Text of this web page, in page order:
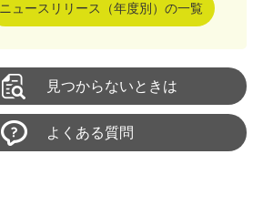
ニュースリリース（年度別）の一覧
見つからないときは
よくある質問